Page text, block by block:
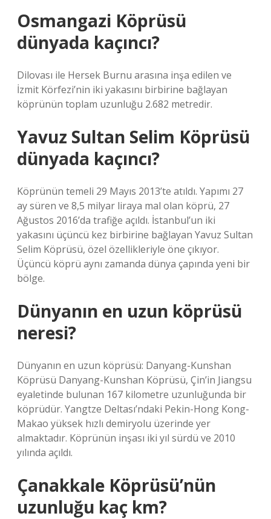
Osmangazi Köprüsü
dünyada kaçıncı?
Dilovası ile Hersek Burnu arasına inşa edilen ve
İzmit Körfezi’nin iki yakasını birbirine bağlayan
köprünün toplam uzunluğu 2.682 metredir.
Yavuz Sultan Selim Köprüsü
dünyada kaçıncı?
Köprünün temeli 29 Mayıs 2013’te atıldı. Yapımı 27
ay süren ve 8,5 milyar liraya mal olan köprü, 27
Ağustos 2016’da trafiğe açıldı. İstanbul’un iki
yakasını üçüncü kez birbirine bağlayan Yavuz Sultan
Selim Köprüsü, özel özellikleriyle öne çıkıyor.
Üçüncü köprü aynı zamanda dünya çapında yeni bir
bölge.
Dünyanın en uzun köprüsü
neresi?
Dünyanın en uzun köprüsü: Danyang-Kunshan
Köprüsü Danyang-Kunshan Köprüsü, Çin’in Jiangsu
eyaletinde bulunan 167 kilometre uzunluğunda bir
köprüdür. Yangtze Deltası’ndaki Pekin-Hong Kong-
Makao yüksek hızlı demiryolu üzerinde yer
almaktadır. Köprünün inşası iki yıl sürdü ve 2010
yılında açıldı.
Çanakkale Köprüsü’nün
uzunluğu kaç km?